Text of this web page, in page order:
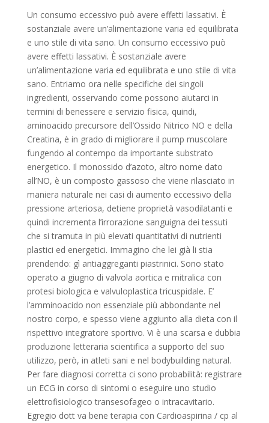
Un consumo eccessivo può avere effetti lassativi. È
sostanziale avere un’alimentazione varia ed equilibrata
e uno stile di vita sano. Un consumo eccessivo può
avere effetti lassativi. È sostanziale avere
un’alimentazione varia ed equilibrata e uno stile di vita
sano. Entriamo ora nelle specifiche dei singoli
ingredienti, osservando come possono aiutarci in
termini di benessere e servizio fisica, quindi,
aminoacido precursore dell’Ossido Nitrico NO e della
Creatina, è in grado di migliorare il pump muscolare
fungendo al contempo da importante substrato
energetico. Il monossido d’azoto, altro nome dato
all’NO, è un composto gassoso che viene rilasciato in
maniera naturale nei casi di aumento eccessivo della
pressione arteriosa, detiene proprietà vasodilatanti e
quindi incrementa l’irrorazione sanguigna dei tessuti
che si tramuta in più elevati quantitativi di nutrienti
plastici ed energetici. Immagino che lei già li stia
prendendo: gì antiaggreganti piastrinici. Sono stato
operato a giugno di valvola aortica e mitralica con
protesi biologica e valvuloplastica tricuspidale. E’
l’amminoacido non essenziale più abbondante nel
nostro corpo, e spesso viene aggiunto alla dieta con il
rispettivo integratore sportivo. Vi è una scarsa e dubbia
produzione letteraria scientifica a supporto del suo
utilizzo, però, in atleti sani e nel bodybuilding natural.
Per fare diagnosi corretta ci sono probabilità: registrare
un ECG in corso di sintomi o eseguire uno studio
elettrofisiologico transesofageo o intracavitario.
Egregio dott va bene terapia con Cardioaspirina / cp al